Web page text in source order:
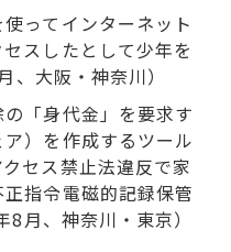
ってインターネット
スしたとして少年を
大阪・神奈川）
「身代金」を要求す
）を作成するツール
セス禁止法違反で家
指令電磁的記録保管
月、神奈川・東京）